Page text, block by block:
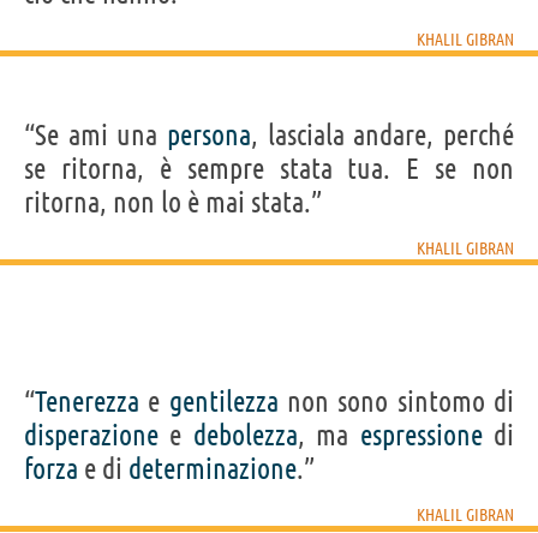
KHALIL GIBRAN
“Se ami una persona, lasciala andare, perché
se ritorna, è sempre stata tua. E se non
ritorna, non lo è mai stata.”
KHALIL GIBRAN
“Tenerezza e gentilezza non sono sintomo di
disperazione e debolezza, ma espressionedi
forza e di determinazione.”
KHALIL GIBRAN